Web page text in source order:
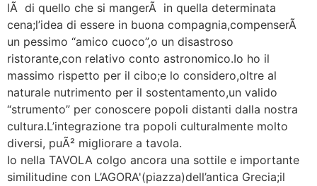
lÃ di quello che si mangerÃ in quella determinata
cena;l’idea di essere in buona compagnia,compenserÃ
un pessimo “amico cuoco”,o un disastroso
ristorante,con relativo conto astronomico.Io ho il
massimo rispetto per il cibo;e lo considero,oltre al
naturale nutrimento per il sostentamento,un valido
“strumento” per conoscere popoli distanti dalla nostra
cultura.L’integrazione tra popoli culturalmente molto
diversi, puÃ² migliorare a tavola.
Io nella TAVOLA colgo ancora una sottile e importante
similitudine con L’AGORA'(piazza)dell’antica Grecia;il